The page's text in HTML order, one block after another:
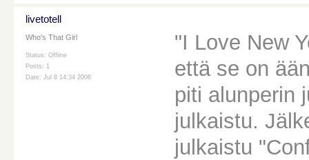
livetotell
Who's That Girl
Status: Offline
Posts: 1
Date: Jul 8 14:34 2006
"I Love New
että se on
piti alunperin
julkaistu.
julkaistu